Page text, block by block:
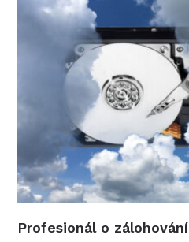
Profesionál o zálohování